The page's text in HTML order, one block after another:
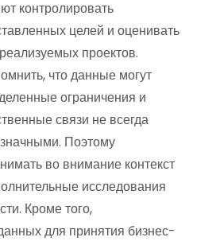
контролировать
целей и оценивать
проектов.
что данные могут
ограничения и
связи не всегда
Поэтому
во внимание контекст
исследования
Кроме того,
для принятия бизнес-